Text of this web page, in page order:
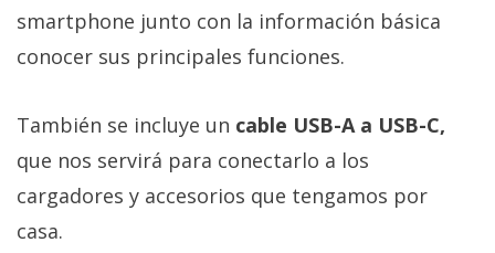
smartphone junto con la información básica
conocer sus principales funciones.
También se incluye un cable USB-A a USB-C,
que nos servirá para conectarlo a los
cargadores y accesorios que tengamos por
casa.